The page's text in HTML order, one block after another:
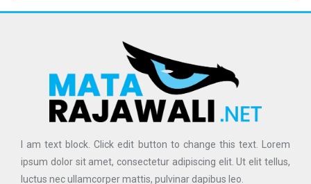
I am text block. Click edit button to change this text. Lorem
ipsum dolor sit amet, consectetur adipiscing elit. Ut elit tellus,
luctus nec ullamcorper mattis, pulvinar dapibus leo.